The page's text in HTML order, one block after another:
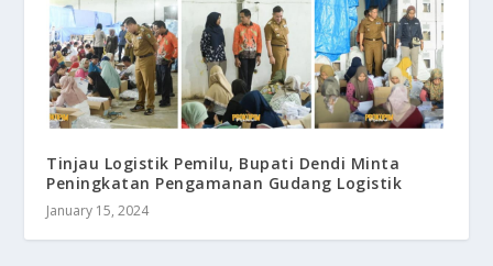
Tinjau Logistik Pemilu, Bupati Dendi Minta
Peningkatan Pengamanan Gudang Logistik
January 15, 2024